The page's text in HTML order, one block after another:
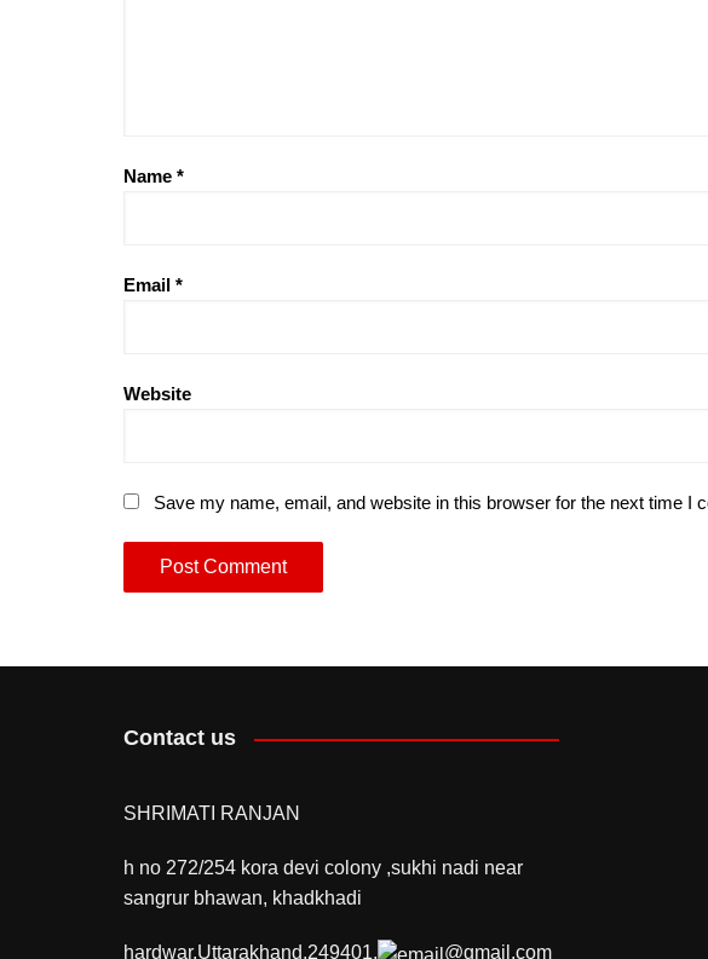
Name *
Email *
Website
Save my name, email, and website in this browser for the next time I
Contact us
SHRIMATI RANJAN
h no 272/254 kora devi colony ,sukhi nadi near
sangrur bhawan, khadkhadi
hardwar,Uttarakhand,249401, @gmail.com